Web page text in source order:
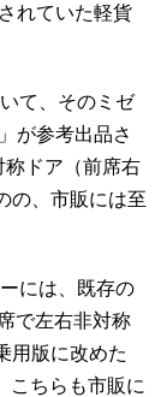
れていた軽貨
て、そのミゼ
」が参考出品さ
ドア（前席右
の、市販には至
には、既存の
で左右非対称
用版に改めた
こちらも市販に